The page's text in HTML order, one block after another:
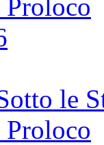
Proloco
le
Proloco